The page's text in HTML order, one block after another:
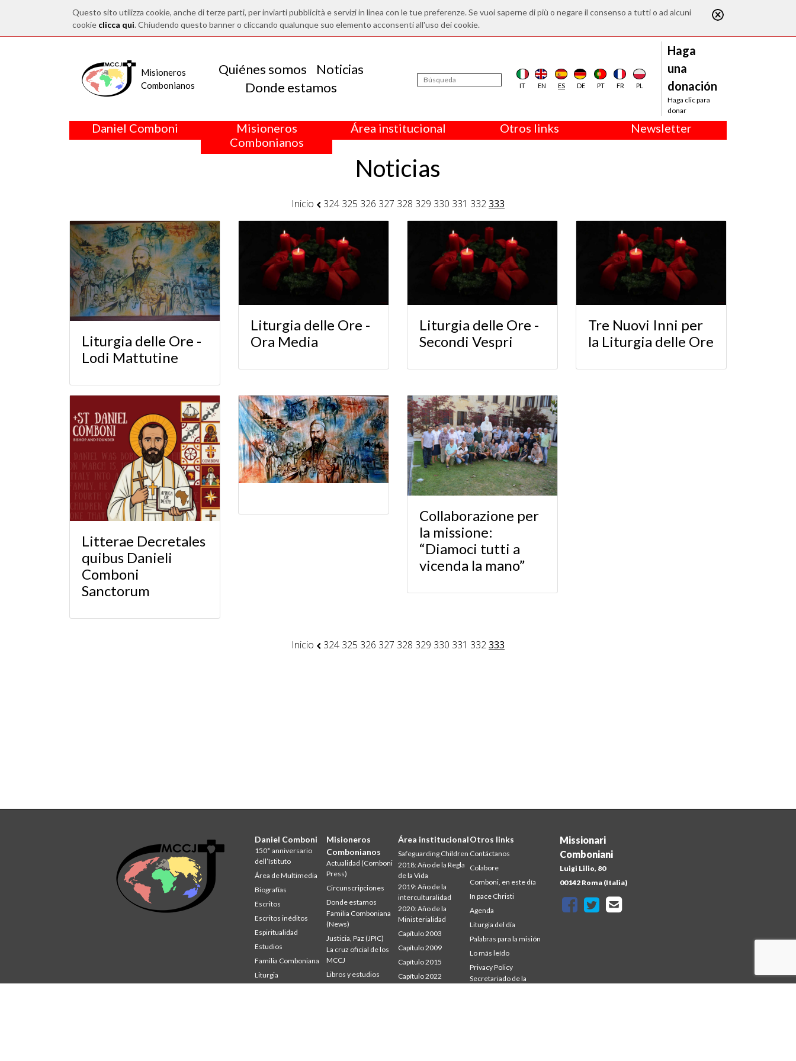
Questo sito utilizza cookie, anche di terze parti, per inviarti pubblicità e servizi in linea con le tue preferenze. Se vuoi saperne di più o negare il consenso a tutti o ad alcuni
cookie clicca qui. Chiudendo questo banner o cliccando qualunque suo elemento acconsenti all'uso dei cookie.
Misioneros
Combonianos
Quiénes somos
Noticias
Donde estamos
IT EN ES DE PT FR PL
Haga
una
donación
Haga clic para
donar
Daniel Comboni
Misioneros
Combonianos
Área institucional Otros links Newsletter
Noticias
Inicio 324 325 326 327 328 329 330 331 332333
Liturgia delle Ore -
Lodi Mattutine
Liturgia delle Ore -
Ora Media
Liturgia delle Ore -
Secondi Vespri
Tre Nuovi Inni per
la Liturgia delle Ore
Litterae Decretales
quibus Danieli
Comboni
Sanctorum
Collaborazione per
la missione:
“Diamoci tutti a
vicenda la mano”
Inicio 324 325 326 327 328 329 330 331 332333
Missionari
Comboniani
Luigi Lilio, 80
00142 Roma (Italia)
Daniel Comboni
150° anniversario
dell’Istituto
Área de Multimedia
Biografías
Escritos
Escritos inéditos
Espiritualidad
Estudios
Familia Comboniana
Liturgia
Studium
Misioneros
Combonianos
Actualidad (Comboni
Press)
Circunscripciones
Donde estamos
Familia Comboniana
(News)
Justicia, Paz (JPIC)
La cruz oficial de los
MCCJ
Libros y estudios
Área institucional
Safeguarding Children
2018: Año de la Regla
de la Vida
2019: Año de la
interculturalidad
2020: Año de la
Ministerialidad
Capítulo 2003
Capítulo 2009
Capítulo 2015
Capítulo 2022
Otros links
Contáctanos
Colabore
Comboni, en este día
In pace Christi
Agenda
Liturgia del día
Palabras para la misión
Lo más leído
Privacy Policy
Secretariado de la